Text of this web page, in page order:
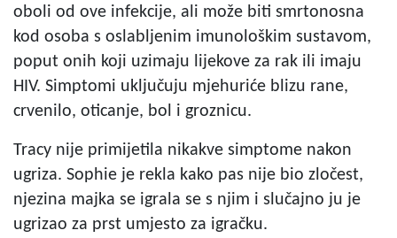
oboli od ove infekcije, ali može biti smrtonosna
kod osoba s oslabljenim imunološkim sustavom,
poput onih koji uzimaju lijekove za rak ili imaju
HIV. Simptomi uključuju mjehuriće blizu rane,
crvenilo, oticanje, bol i groznicu.
Tracy nije primijetila nikakve simptome nakon
ugriza. Sophie je rekla kako pas nije bio zločest,
njezina majka se igrala se s njim i slučajno ju je
ugrizao za prst umjesto za igračku.